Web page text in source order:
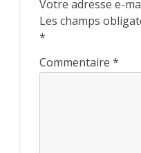
Votre adresse e-
Les champs
*
Commentaire *